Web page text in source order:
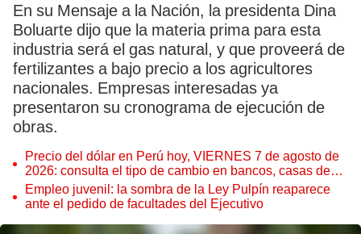
En su Mensaje a la Nación, la presidenta Dina
Boluarte dijo que la materia prima para esta
industria será el gas natural, y que proveerá de
fertilizantes a bajo precio a los agricultores
nacionales. Empresas interesadas ya
presentaron su cronograma de ejecución de
obras.
Precio del dólar en Perú hoy, VIERNES 7 de agosto de
2026: consulta el tipo de cambio en bancos, casas de
cambio y plataformas digitales
Empleo juvenil: la sombra de la Ley Pulpín reaparece
ante el pedido de facultades del Ejecutivo